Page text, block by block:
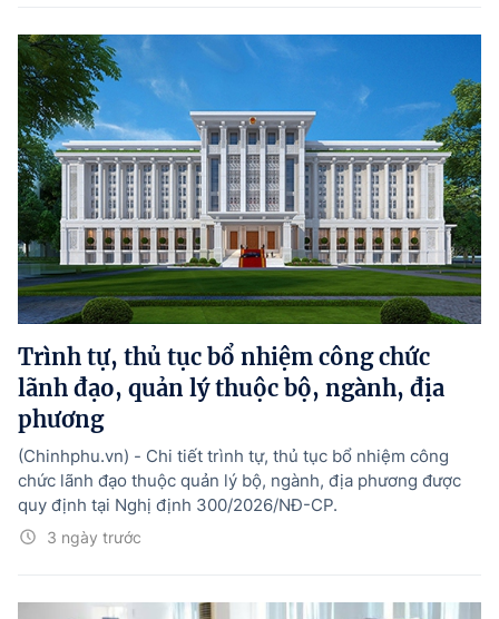
Trình tự, thủ tục bổ nhiệm công chức
lãnh đạo, quản lý thuộc bộ, ngành, địa
phương
3 ngày trước
(Chinhphu.vn) - Chi tiết trình tự, thủ tục bổ nhiệm công
chức lãnh đạo thuộc quản lý bộ, ngành, địa phương được
quy định tại Nghị định 300/2026/NĐ-CP.